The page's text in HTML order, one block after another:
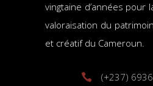
vingtaine d’années pour
valoraisation du
et créatif du Cameroun.
(+237)